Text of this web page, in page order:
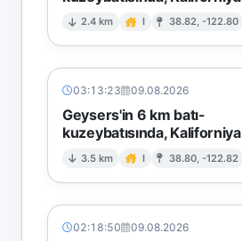
2.4 km I 38.82, -122.80
03:13:23 09.08.2026
Geysers'in 6 km batı-
kuzeybatısında, Kaliforniya
3.5 km I 38.80, -122.82
02:18:50 09.08.2026